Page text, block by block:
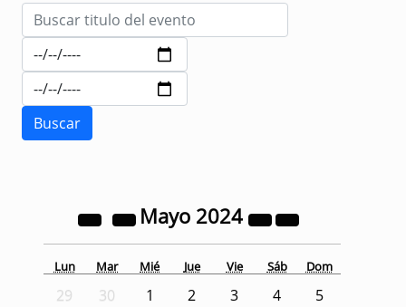
Mayo 2024
Lun Mar Mié Jue Vie Sáb Dom
29 30 1 2 3 4
5